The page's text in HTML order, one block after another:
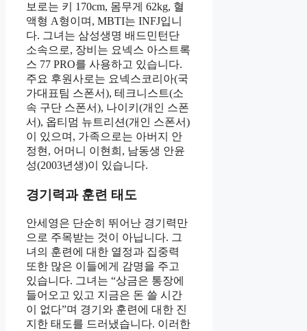
보로는 키 170cm, 몸무게 62kg, 혈
액형 A형이며, MBTI는 INFJ입니
다. 그녀는 삼성생명 배드민턴단
소속으로, 장비는 요넥스 아스트록
스 77 PRO를 사용하고 있습니다.
주요 후원사로는 요넥스코리아(국
가대표팀 스폰서), 테크니스트(소
속 구단 스폰서), 나이키(개인 스폰
서), 옵티멈 뉴트리션(개인 스폰서)
이 있으며, 가족으로는 아버지 안
정현, 어머니 이현희, 남동생 안윤
성(2003년생)이 있습니다.
경기력과 훈련 태도
안세영은 단순히 뛰어난 경기력만
으로 주목받는 것이 아닙니다. 그
녀의 훈련에 대한 열정과 집중력
또한 많은 이들에게 감명을 주고
있습니다. 그녀는 “상금은 통장에
들어오고 있고 지금은 돈 쓸 시간
이 없다”며 경기와 훈련에 대한 진
지한 태도를 드러냈습니다. 이러한